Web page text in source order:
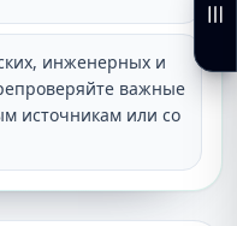
инженерных и
важные
источникам или со